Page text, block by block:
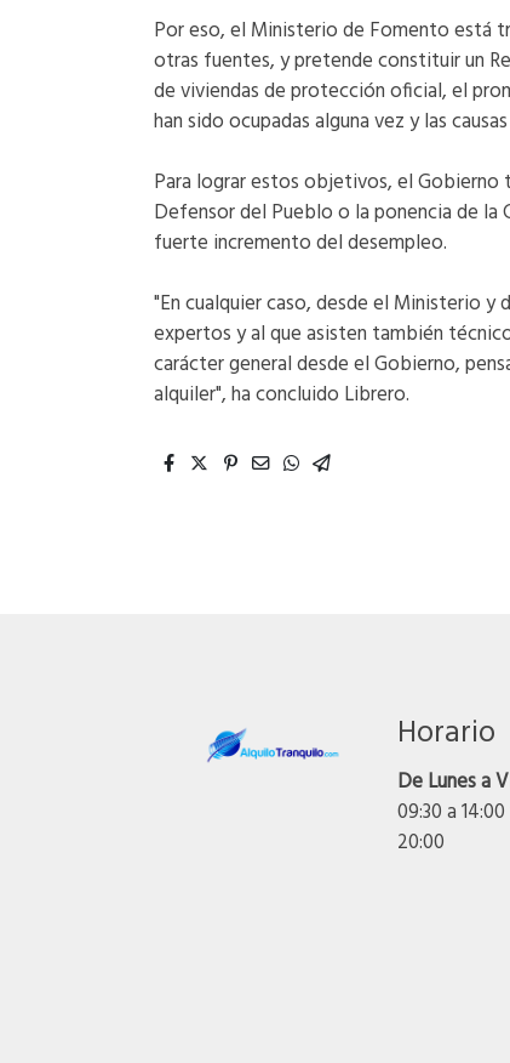
Por eso, el Ministerio de Fomento está
otras fuentes, y pretende constituir un
de viviendas de protección oficial, el
han sido ocupadas alguna vez y las
Para lograr estos objetivos, el
Defensor del Pueblo o la ponencia de la
fuerte incremento del desempleo.
"En cualquier caso, desde el Ministerio
expertos y al que asisten también
carácter general desde el Gobierno,
alquiler", ha concluido Librero.
Horario
De Lunes a
09:30 a
20:00